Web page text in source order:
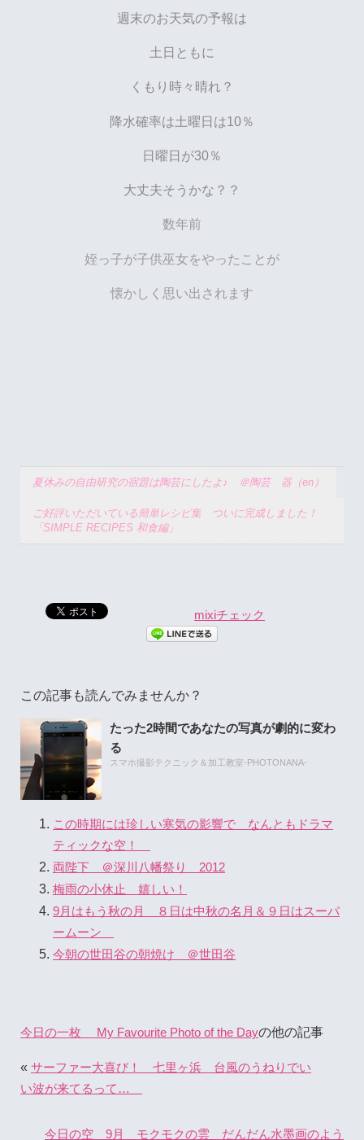
週末のお天気の予報は
土日ともに
くもり時々晴れ？
降水確率は土曜日は10％
日曜日が30％
大丈夫そうかな？？
数年前
姪っ子が子供巫女をやったことが
懐かしく思い出されます
夏休みの自由研究の宿題は陶芸にしたよ♪ ＠陶芸 器（en）
ご好評いただいている簡単レシピ集 ついに完成しました！
「SIMPLE RECIPES 和食編」
mixiチェック
この記事も読んでみませんか？
たった2時間であなたの写真が劇的に変わ
る
スマホ撮影テクニック＆加工教室-PHOTONANA-
この時期には珍しい寒気の影響で なんともドラマ
ティックな空！
両陛下 ＠深川八幡祭り 2012
梅雨の小休止 嬉しい！
9月はもう秋の月 ８日は中秋の名月＆９日はスーパ
ームーン
今朝の世田谷の朝焼け ＠世田谷
今日の一枚 My Favourite Photo of the Dayの他の記事
« サーファー大喜び！ 七里ヶ浜 台風のうねりでい
い波が来てるって…
今日の空 9月 モクモクの雲 だんだん水墨画のよう